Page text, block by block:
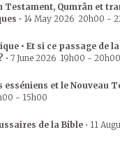
Testament, Qumrân et
• 14 May 2026 20h00 -
• Et si ce passage de
• 7 June 2026 19h00 - 20h00
esséniens et le Nouveau
- 15h00
de la Bible • 11